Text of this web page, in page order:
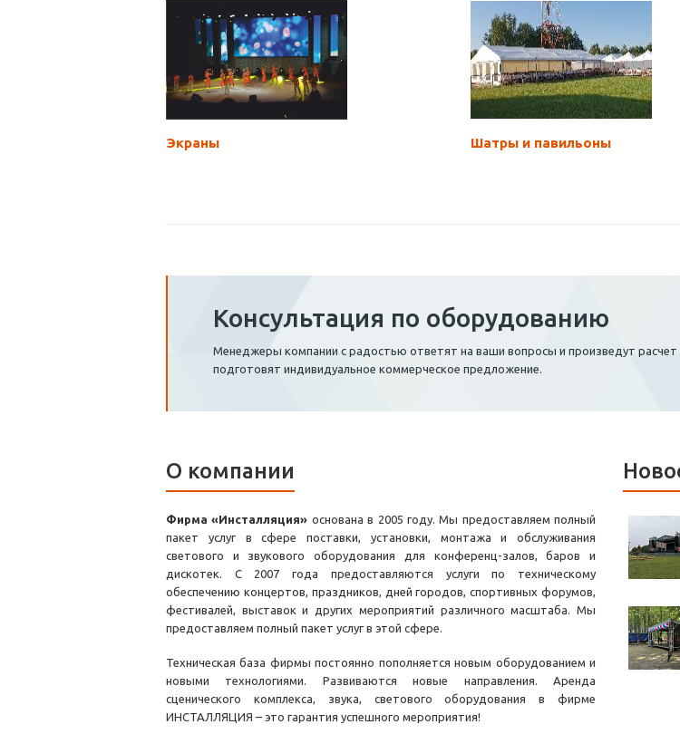
Экраны Шатры и павильоны
Консультация по оборудованию
Менеджеры компании с радостью ответят на ваши вопросы и произведут расчет
подготовят индивидуальное коммерческое предложение.
О компании
Фирма «Инсталляция» основана в 2005 году. Мы предоставляем полный
пакет услуг в сфере поставки, установки, монтажа и обслуживания
светового и звукового оборудования для конференц-залов, баров и
дискотек. С 2007 года предоставляются услуги по техническому
обеспечению концертов, праздников, дней городов, спортивных форумов,
фестивалей, выставок и других мероприятий различного масштаба. Мы
предоставляем полный пакет услуг в этой сфере.
Техническая база фирмы постоянно пополняется новым оборудованием и
новыми технологиями. Развиваются новые направления. Аренда
сценического комплекса, звука, светового оборудования в фирме
ИНСТАЛЛЯЦИЯ – это гарантия успешного мероприятия!